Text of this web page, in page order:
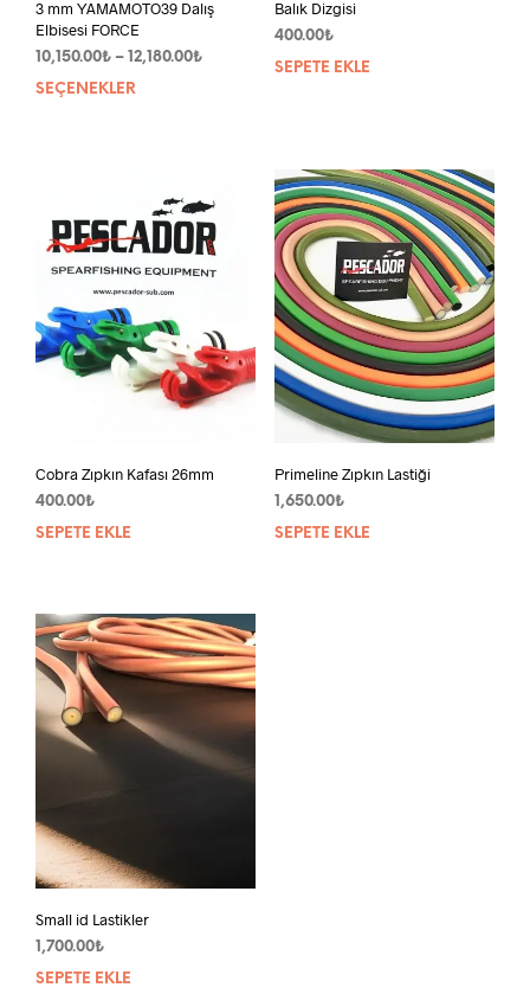
3 mm YAMAMOTO39 Dalış
Elbisesi FORCE
10,150.00₺ – 12,180.00₺Fiyat
SEÇENEKLER
varyasyonu
var.
Seçenekler
ürün
sayfasından
seçilebilir
Balık Dizgisi
400.00₺
SEPETE EKLE
Cobra Zıpkın Kafası 26mm
400.00₺
SEPETE EKLE
Primeline Zıpkın Lastiği
1,650.00₺
SEPETE EKLE
Small id Lastikler
1,700.00₺
SEPETE EKLE